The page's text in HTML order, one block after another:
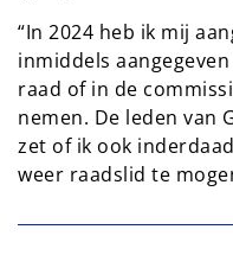
“In 2024 heb ik mij
inmiddels
raad of in de
nemen. De leden van
zet of ik ook
weer raadslid te